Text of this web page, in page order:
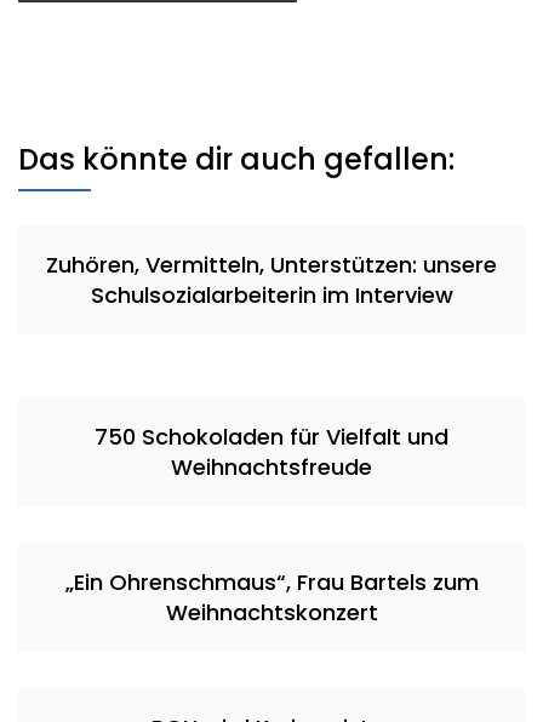
Das könnte dir auch gefallen:
Zuhören, Vermitteln, Unterstützen: unsere
Schulsozialarbeiterin im Interview
750 Schokoladen für Vielfalt und
Weihnachtsfreude
„Ein Ohrenschmaus“, Frau Bartels zum
Weihnachtskonzert